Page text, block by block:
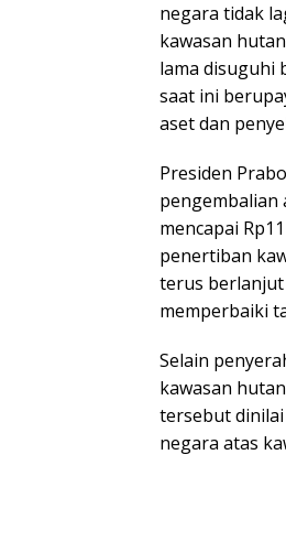
negara tidak
kawasan
lama disuguhi
saat ini
aset dan
Presiden
pengembalian
mencapai
penertiban
terus berlanjut
memperbaiki
Selain
kawasan
tersebut
negara atas